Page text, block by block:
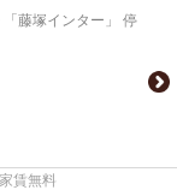
「藤塚インター」 停
賃無料